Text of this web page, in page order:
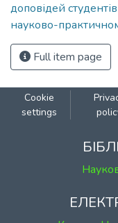
доповідей
науково-
Full item page
Cookie
settings